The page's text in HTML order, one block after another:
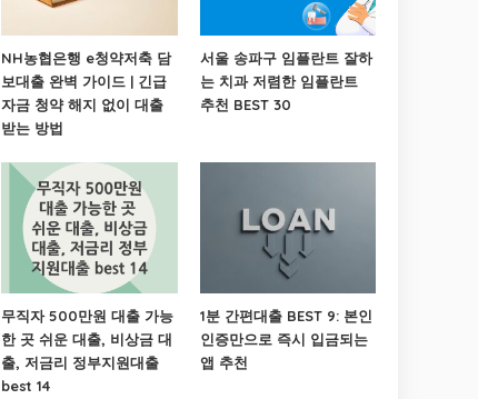
NH농협은행 e청약저축 담
보대출 완벽 가이드 | 긴급
자금 청약 해지 없이 대출
받는 방법
서울 송파구 임플란트 잘하
는 치과 저렴한 임플란트
추천 BEST 30
무직자 500만원 대출 가능
한 곳 쉬운 대출, 비상금 대
출, 저금리 정부지원대출
best 14
1분 간편대출 BEST 9: 본인
인증만으로 즉시 입금되는
앱 추천